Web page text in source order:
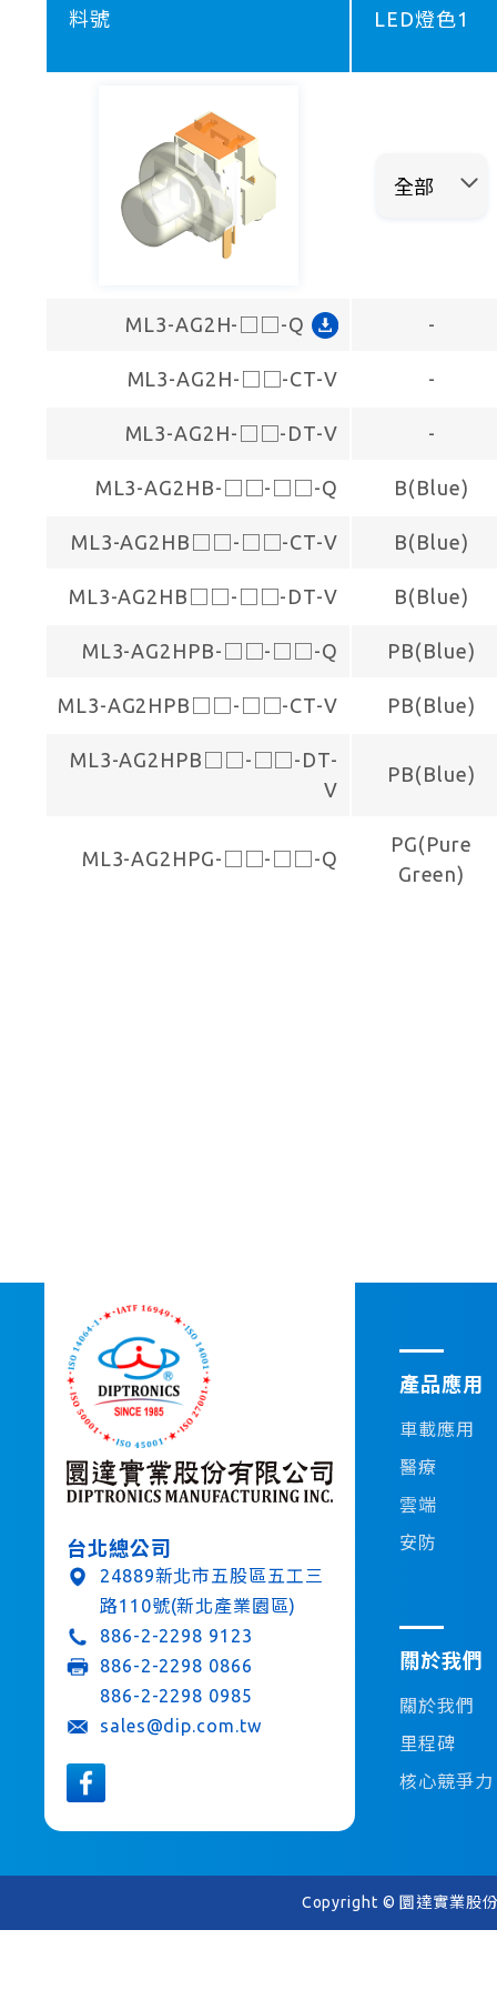
料號 LED燈色1
ML3-AG2H-□□-Q -
ML3-AG2H-□□-CT-V -
ML3-AG2H-□□-DT-V -
ML3-AG2HB-□□-□□-Q B(Blue)
ML3-AG2HB□□-□□-CT-V B(Blue)
ML3-AG2HB□□-□□-DT-V B(Blue)
ML3-AG2HPB-□□-□□-Q PB(Blue)
ML3-AG2HPB□□-□□-CT-V PB(Blue)
ML3-AG2HPB□□-□□-DT-
V
PB(Blue)
ML3-AG2HPG-□□-□□-Q
PG(Pure
Green)
台北總公司
24889新北市五股區五工三
路110號(新北產業園區)
886-2-2298 9123
886-2-2298 0866
886-2-2298 0985
sales@dip.com.tw
產品應用
車載應用
醫療
雲端
安防
關於我們
關於我們
里程碑
核心競爭力
Copyright © 圜達實業股